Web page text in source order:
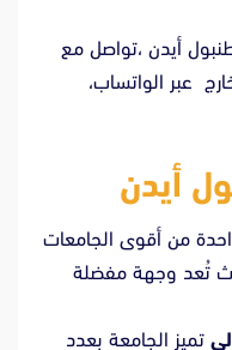
أيدن ،تواصل مع
عبر الواتساب،
أيدن
من أقوى الجامعات
تُعد وجهة مفضلة
تميز الجامعة بعدد